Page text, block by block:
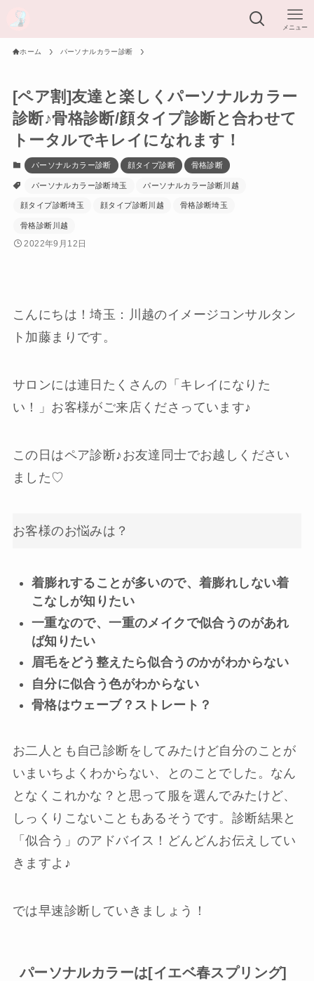
メニュー
ホーム パーソナルカラー診断
[ペア割]友達と楽しくパーソナルカラー
診断♪骨格診断/顔タイプ診断と合わせて
トータルでキレイになれます！
パーソナルカラー診断 顔タイプ診断 骨格診断
パーソナルカラー診断埼玉 パーソナルカラー診断川越
顔タイプ診断埼玉 顔タイプ診断川越 骨格診断埼玉
骨格診断川越
2022年9月12日
こんにちは！埼玉：川越のイメージコンサルタン
ト加藤まりです。
サロンには連日たくさんの「キレイになりた
い！」お客様がご来店くださっています♪
この日はペア診断♪お友達同士でお越しください
ました♡
お客様のお悩みは？
着膨れすることが多いので、着膨れしない着
こなしが知りたい
一重なので、一重のメイクで似合うのがあれ
ば知りたい
眉毛をどう整えたら似合うのかがわからない
自分に似合う色がわからない
骨格はウェーブ？ストレート？
お二人とも自己診断をしてみたけど自分のことが
いまいちよくわからない、とのことでした。なん
となくこれかな？と思って服を選んでみたけど、
しっくりこないこともあるそうです。診断結果と
「似合う」のアドバイス！どんどんお伝えしてい
きますよ♪
では早速診断していきましょう！
パーソナルカラーは[イエベ春スプリング]